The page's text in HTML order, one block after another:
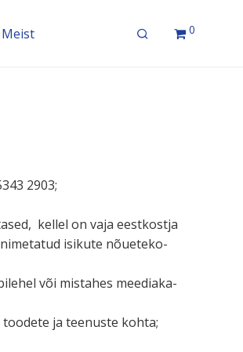
Meist 0
2903;
kellel on vaja eestkostja
nimetatud isikute nõuete­ko­
või mistahes meedia­ka­
ja teenuste kohta;